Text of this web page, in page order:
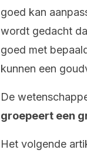
goed kan
wordt gedacht
goed met
kunnen een
De
groepeert een
Het volgende